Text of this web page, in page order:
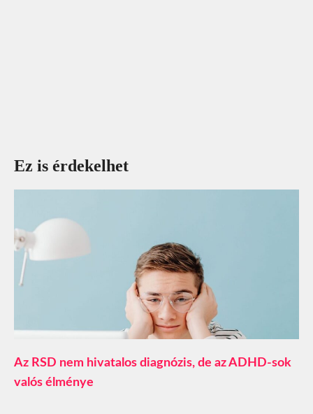
Ez is érdekelhet
Az RSD nem hivatalos diagnózis, de az ADHD-sok
valós élménye